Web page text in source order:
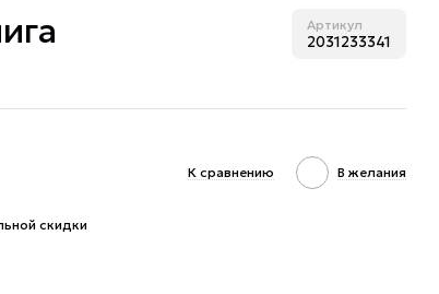
Артикул
2031233341
К сравнению В желания
скидки